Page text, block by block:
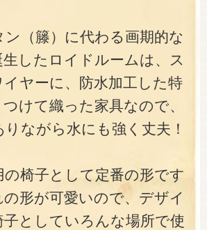
ン（籐）に代わる画期的な
したロイドルームは、ス
ヤーに、防水加工した特
けて織った家具なので、
ながら水にも強く丈夫！
椅子として定番の形です
形が可愛いので、デザイ
としていろんな場所で使